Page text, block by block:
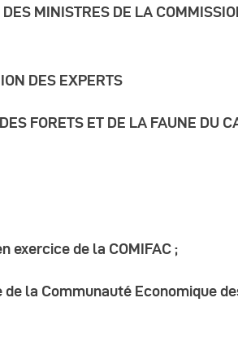
Rapports
Publications
Réunions
CEFDHAC
MINISTRES DE LA
DES EXPERTS
FORETS ET DE LA FAUNE DU
exercice de la COMIFAC ;
la Communauté Economique